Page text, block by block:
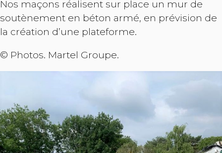
Nos maçons réalisent sur place un mur de
soutènement en béton armé, en prévision de
la création d’une plateforme.
© Photos. Martel Groupe.